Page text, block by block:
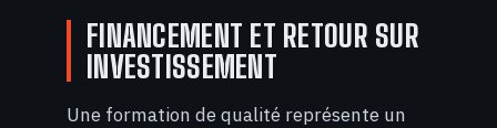
FINANCEMENT ET RETOUR SUR
INVESTISSEMENT
Une formation de qualité représente un